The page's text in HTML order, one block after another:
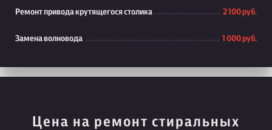
Ремонт привода крутящегося столика 2 100 руб.
Замена волновода 1 000 руб.
Цена на ремонт стиральных